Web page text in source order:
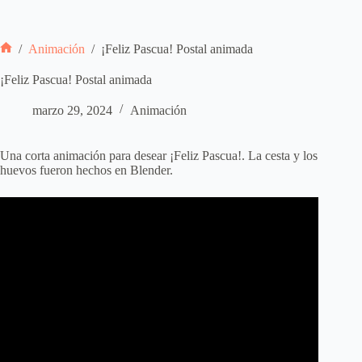
/ Animación / ¡Feliz Pascua! Postal animada
¡Feliz Pascua! Postal animada
marzo 29, 2024 Animación
Una corta animación para desear ¡Feliz Pascua!. La cesta y los
huevos fueron hechos en Blender.